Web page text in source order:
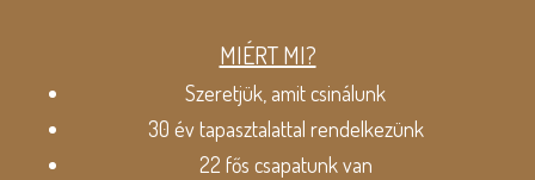
MIÉRT MI?
Szeretjük, amit csinálunk
30 év tapasztalattal rendelkezünk
22 fős csapatunk van